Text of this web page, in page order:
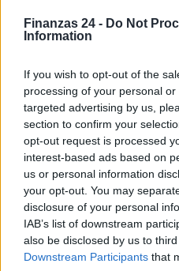
Finanzas 24 - Do Not
Information
If you wish to opt-out of the
processing of your personal
targeted advertising by us,
section to confirm your
opt-out request is processed
interest-based ads based on
us or personal information
your opt-out. You may
disclosure of your personal
IAB’s list of downstream
also be disclosed by us to
Downstream Participants that
El Brent cae un 8.46% y
Lucía Herrera · 4 Ago 2026
NEWS